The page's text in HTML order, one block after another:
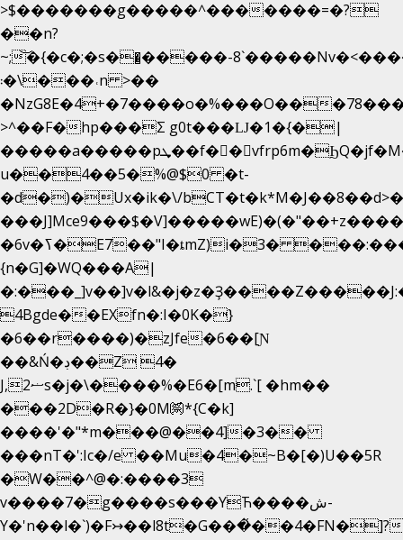
>$�������g�����^�������=�?
��n?
~;͝�{�c�;�s��̺�����-8`�����Nvߤ����>�
��\�܃�˓n >��
�NzG8E�4+�7����o�%���O��
>^��F�hp���Σ g0t���Ǉ�1�{�|
�����a�����pܜ��f��vfrp6m�ϦQ�jf�M����J:�x��-?
u��4��5�%@$0 �t-
�d�)�Ux�ik�\/
���J]Mce9���$�V]�����wE)�(�"��+z���
�6v�ߖ�E7��"I�ȶmZ)i�3� ���:���,
{n�G]�WQ���A|
4Bgde��EXfn�:I�0K�}
�6��r����)�zJfe�6��[Ɲ
��&Ń�ڊ��Z 4�
J,ޟ2s�j�\����%�E6�[m.`[ �hm��
���2D�R�}�0M㉀*{C�k]
����'�"*m���@��4]�3��
���nT�':Ic�/e ��Mu�4�~B�[�)U��5R
�W��^@�:����3
v����7�g����s���YЋ����ش-
Y�'n��l�`)�F↣��l8t�G���͑��4�FN�]?